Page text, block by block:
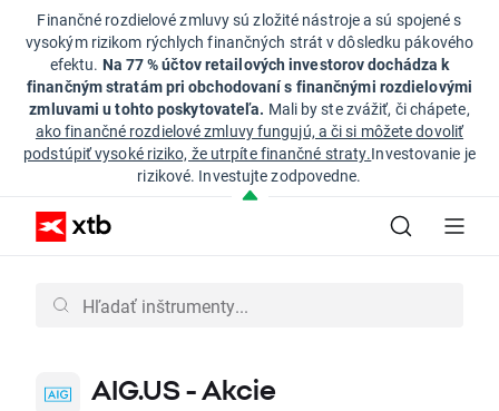
Finančné rozdielové zmluvy sú zložité nástroje a sú spojené s
vysokým rizikom rýchlych finančných strát v dôsledku pákového
efektu. Na 77 % účtov retailových investorov dochádza k
finančným stratám pri obchodovaní s finančnými rozdielovými
zmluvami u tohto poskytovateľa. Mali by ste zvážiť, či chápete,
ako finančné rozdielové zmluvy fungujú, a či si môžete dovoliť
podstúpiť vysoké riziko, že utrpíte finančné straty.Investovanie je
rizikové. Investujte zodpovedne.
AIG.US - Akcie